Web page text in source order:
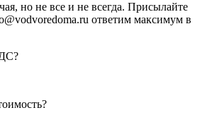
но не все и не всегда. Присылайте
ответим максимум в